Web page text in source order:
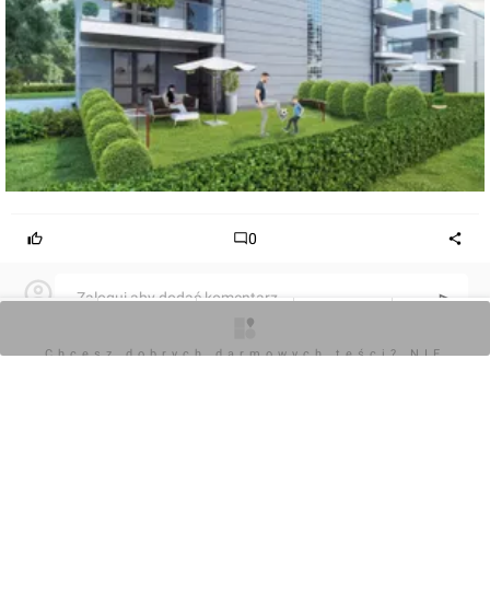
0
Zaloguj aby dodać komentarz
Komentarz do inwestycji Wrzosowa Aleja
Chcesz dobrych darmowych teści? NIE